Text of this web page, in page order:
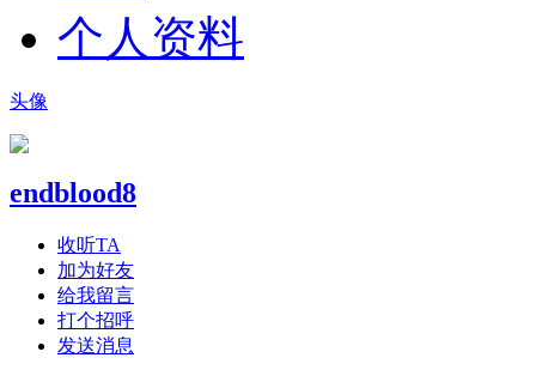
个人资料
头像
endblood8
收听TA
加为好友
给我留言
打个招呼
发送消息